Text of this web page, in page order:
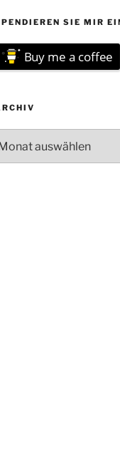
SIE MIR
Buy me a coffee